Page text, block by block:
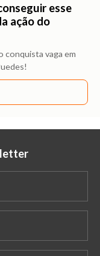
esse
ação do
conquista vaga em